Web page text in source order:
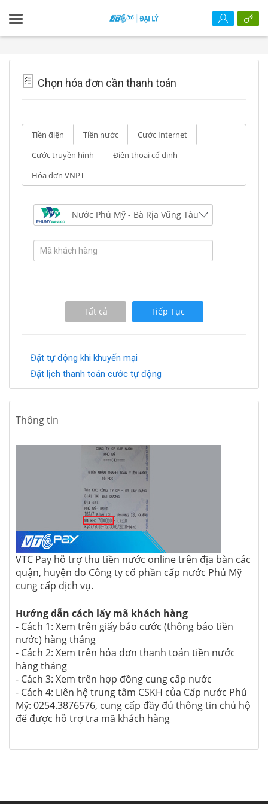
Chọn hóa đơn cần thanh toán
Tiền điện Tiền nước
Cước Internet
Cước truyền hình
Điện thoại cố định
Hóa đơn VNPT
Tất cả Tiếp Tục
Đặt tự động khi khuyến mại
Đặt lịch thanh toán cước tự động
Thông tin
VTC Pay hỗ trợ thu tiền nước online trên địa bàn các
quận, huyện do Công ty cố phần cấp nước Phú Mỹ
cung cấp dịch vụ.
Hướng dẫn cách lấy mã khách hàng
- Cách 1: Xem trên giấy báo cước (thông báo tiền
nước) hàng tháng
- Cách 2: Xem trên hóa đơn thanh toán tiền nước
hàng tháng
- Cách 3: Xem trên hợp đồng cung cấp nước
- Cách 4: Liên hệ trung tâm CSKH của Cấp nước Phú
Mỹ: 0254.3876576, cung cấp đầy đủ thông tin chủ hộ
để được hỗ trợ tra mã khách hàng